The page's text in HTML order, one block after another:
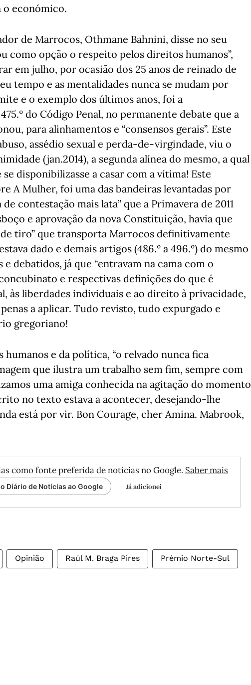
o económico.
de Marrocos, Othmane Bahnini, disse no seu
como opção o respeito pelos direitos humanos”,
em julho, por ocasião dos 25 anos de reinado de
tempo e as mentalidades nunca se mudam por
e o exemplo dos últimos anos, foi a
do Código Penal, no permanente debate que a
para alinhamentos e “consensos gerais”. Este
assédio sexual e perda-de-virgindade, viu o
(jan.2014), a segunda alínea do mesmo, a qual
disponibilizasse a casar com a vítima! Este
A Mulher, foi uma das bandeiras levantadas por
contestação mais lata” que a Primavera de 2011
e aprovação da nova Constituição, havia que
tiro” que transporta Marrocos definitivamente
dado e demais artigos (486.º a 496.º) do mesmo
debatidos, já que “entravam na cama com o
e respectivas definições do que é
às liberdades individuais e ao direito à privacidade,
a aplicar. Tudo revisto, tudo expurgado e
gregoriano!
e da política, “o relvado nunca fica
que ilustra um trabalho sem fim, sempre com
uma amiga conhecida na agitação do momento
no texto estava a acontecer, desejando-lhe
está por vir. Bon Courage, cher Amina. Mabrook,
como fonte preferida de notícias no Google. Saber mais
Diário de Notícias ao Google Já adicionei
Opinião Raúl M. Braga Pires Prémio Norte-Sul